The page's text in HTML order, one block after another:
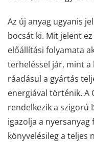
Az új anyag ugyanis
bocsát ki. Mit jelent
előállítási folyamata
terheléssel jár, mint a
ráadásul a gyártás
energiával történik. A
rendelkezik a szigorú
igazolja a
könyvelésileg a teljes